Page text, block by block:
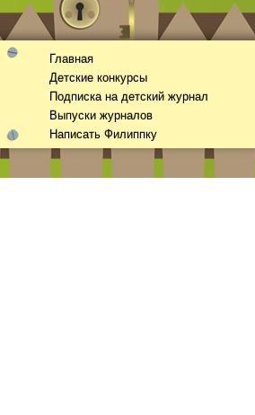
Главная
Детские конкурсы
Подписка на детский журнал
Выпуски журналов
Написать Филиппку